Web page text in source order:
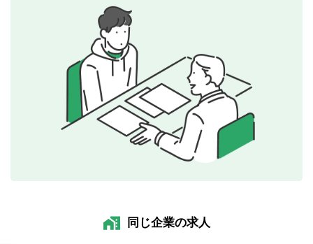
同じ企業の求人